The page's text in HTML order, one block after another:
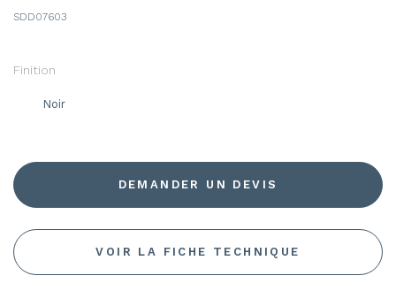
SDD07603
Finition
Noir
DEMANDER UN DEVIS
VOIR LA FICHE TECHNIQUE